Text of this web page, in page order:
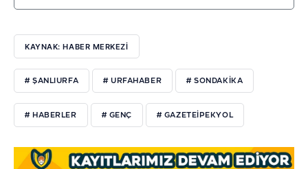
KAYNAK: HABER MERKEZI
# ŞANLIURFA # URFAHABER # SONDAKIKA
# HABERLER # GENÇ # GAZETEIPEKYOL